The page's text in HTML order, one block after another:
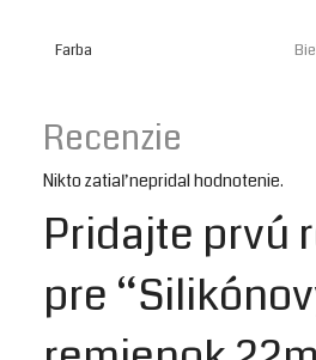
Farba
Recenzie
Nikto zatiaľ nepridal hodnotenie.
Pridajte prvú
pre